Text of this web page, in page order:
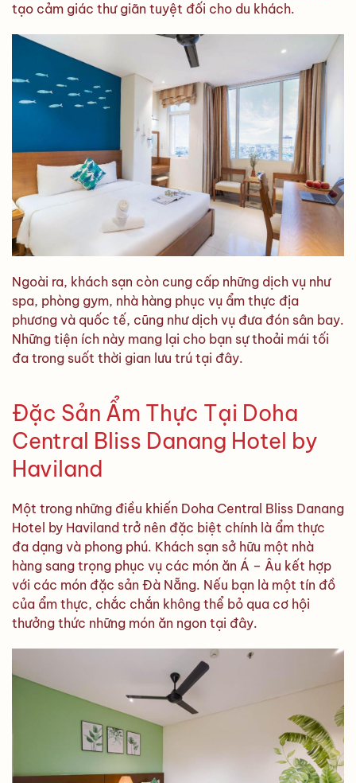
tạo cảm giác thư giãn tuyệt đối cho du khách.
Ngoài ra, khách sạn còn cung cấp những dịch vụ như
spa, phòng gym, nhà hàng phục vụ ẩm thực địa
phương và quốc tế, cũng như dịch vụ đưa đón sân bay.
Những tiện ích này mang lại cho bạn sự thoải mái tối
đa trong suốt thời gian lưu trú tại đây.
Đặc Sản Ẩm Thực Tại Doha
Central Bliss Danang Hotel by
Haviland
Một trong những điều khiến Doha Central Bliss Danang
Hotel by Haviland trở nên đặc biệt chính là ẩm thực
đa dạng và phong phú. Khách sạn sở hữu một nhà
hàng sang trọng phục vụ các món ăn Á – Âu kết hợp
với các món đặc sản Đà Nẵng. Nếu bạn là một tín đồ
của ẩm thực, chắc chắn không thể bỏ qua cơ hội
thưởng thức những món ăn ngon tại đây.